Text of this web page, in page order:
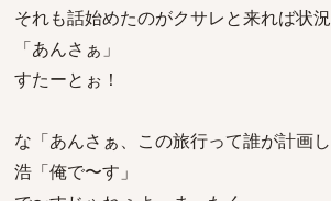
それも話始めたのがクサレと来れば状況
「あんさぁ」
すたーとぉ！
な「あんさぁ、この旅行って誰が計画し
浩「俺で〜す」